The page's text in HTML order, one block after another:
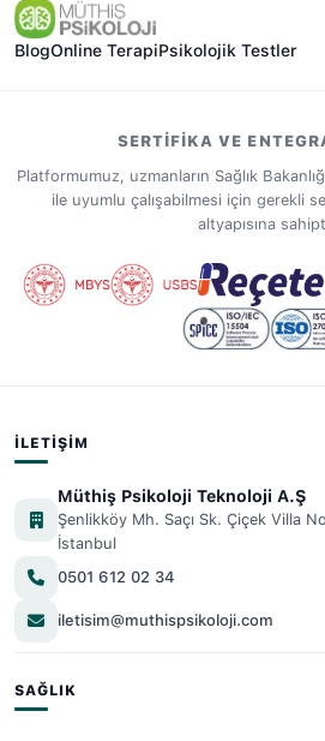
BlogOnline TerapiPsikolojik Testler
SERTIFIKA VE
Platformumuz, uzmanların Sağlık
ile uyumlu çalışabilmesi için gerekli
altyapısına
İLETIŞIM
Müthiş Psikoloji Teknoloji A.Ş
Şenlikköy Mh. Saçı Sk. Çiçek Villa
İstanbul
0501 612 02 34
iletisim@muthispsikoloji.com
SAĞLIK